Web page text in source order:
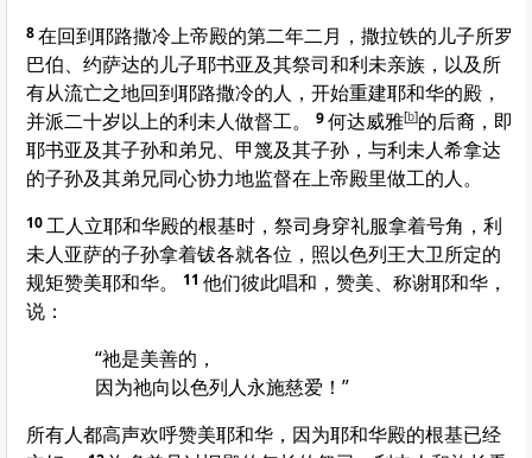
8在回到耶路撒冷上帝殿的第二年二月，撒拉铁的儿子所罗
巴伯、约萨达的儿子耶书亚及其祭司和利未亲族，以及所
有从流亡之地回到耶路撒冷的人，开始重建耶和华的殿，
并派二十岁以上的利未人做督工。
9何达威雅[b]的后裔，即
耶书亚及其子孙和弟兄、甲篾及其子孙，与利未人希拿达
的子孙及其弟兄同心协力地监督在上帝殿里做工的人。
10工人立耶和华殿的根基时，祭司身穿礼服拿着号角，利
未人亚萨的子孙拿着钹各就各位，照以色列王大卫所定的
规矩赞美耶和华。
11 他们彼此唱和，赞美、称谢耶和华，
说：
“祂是美善的，
因为祂向以色列人永施慈爱！”
所有人都高声欢呼赞美耶和华，因为耶和华殿的根基已经